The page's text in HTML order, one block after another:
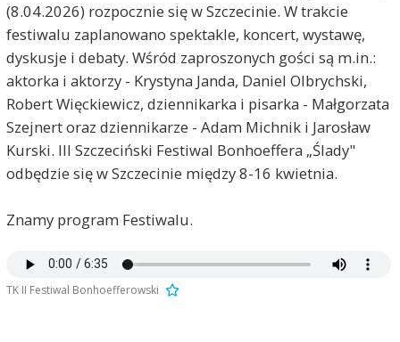
(8.04.2026) rozpocznie się w Szczecinie. W trakcie
festiwalu zaplanowano spektakle, koncert, wystawę,
dyskusje i debaty. Wśród zaproszonych gości są m.in.:
aktorka i aktorzy - Krystyna Janda, Daniel Olbrychski,
Robert Więckiewicz, dziennikarka i pisarka - Małgorzata
Szejnert oraz dziennikarze - Adam Michnik i Jarosław
Kurski. III Szczeciński Festiwal Bonhoeffera „Ślady"
odbędzie się w Szczecinie między 8-16 kwietnia.
Znamy program Festiwalu.
TK II Festiwal Bonhoefferowski